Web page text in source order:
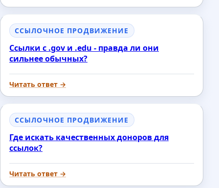
ССЫЛОЧНОЕ ПРОДВИЖЕНИЕ
Ссылки с .gov и .edu - правда ли они
сильнее обычных?
Читать ответ →
ССЫЛОЧНОЕ ПРОДВИЖЕНИЕ
Где искать качественных доноров для
ссылок?
Читать ответ →